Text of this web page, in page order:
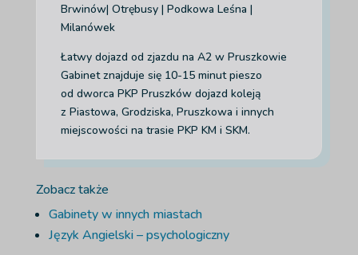
Brwinów| Otrębusy | Podkowa Leśna |
Milanówek
Łatwy dojazd od zjazdu na A2 w Pruszkowie
Gabinet znajduje się 10-15 minut pieszo
od dworca PKP Pruszków dojazd koleją
z Piastowa, Grodziska, Pruszkowa i innych
miejscowości na trasie PKP KM i SKM.
Zobacz także
Gabinety w innych miastach
Język Angielski – psychologiczny